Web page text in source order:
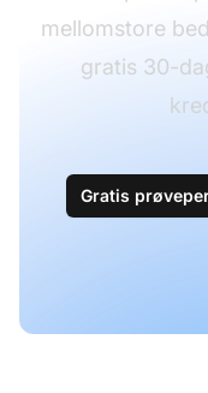
mellomstore
gratis 30-
Gratis